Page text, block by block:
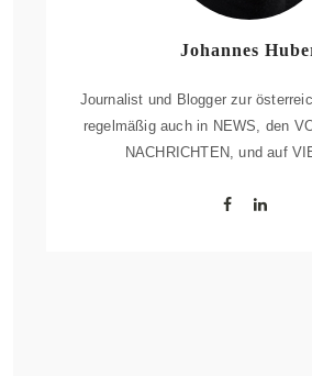
Johannes
Journalist und Blogger zur
regelmäßig auch in NEWS, den
NACHRICHTEN, und auf